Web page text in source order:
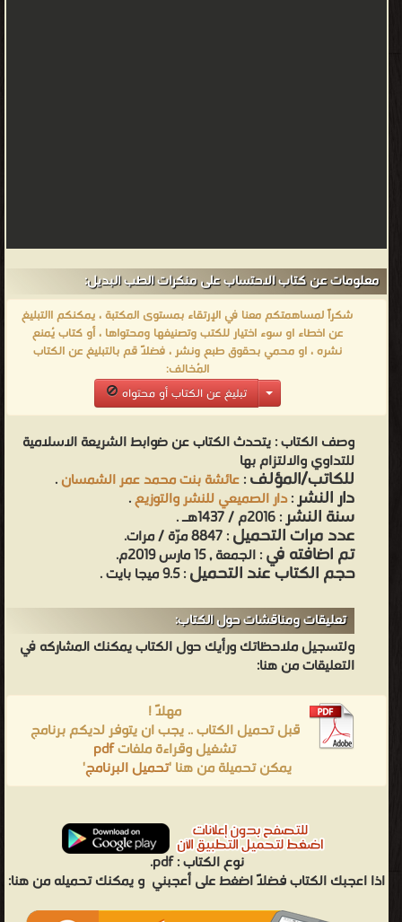
معلومات عن كتاب الاحتساب على منكرات الطب البديل:
شكراً لمساهمتكم معنا في الإرتقاء بمستوى المكتبة ، يمكنكم االتبليغ
عن اخطاء او سوء اختيار للكتب وتصنيفها ومحتواها ، أو كتاب يُمنع
نشره ، او محمي بحقوق طبع ونشر ، فضلاً قم بالتبليغ عن الكتاب
المُخالف:
تبليغ عن الكتاب أو محتواه
وصف الكتاب :يتحدث الكتاب عن ضوابط الشريعة الاسلامية
للتداوي والالتزام بها
للكاتب/المؤلف:عائشة بنت محمد عمر الشمسان.
دار النشر:دار الصميعي للنشر والتوزيع.
سنة النشر: 2016م / 1437هـ .
عدد مرات التحميل: 8847 مرّة / مرات.
تم اضافته في: الجمعة , 15 مارس 2019م.
حجم الكتاب عند التحميل: 9.5 ميجا بايت .
تعليقات ومناقشات حول الكتاب:
ولتسجيل ملاحظاتك ورأيك حول الكتاب يمكنك المشاركه في
التعليقات من هنا:
مهلاً !
قبل تحميل الكتاب .. يجب ان يتوفر لديكم برنامج
تشغيل وقراءة ملفاتpdf
يمكن تحميلة من هنا 'تحميل البرنامج'
نوع الكتاب :pdf.
اذا اعجبك الكتاب فضلاً اضغط على أعجبني و يمكنك تحميله من هنا: